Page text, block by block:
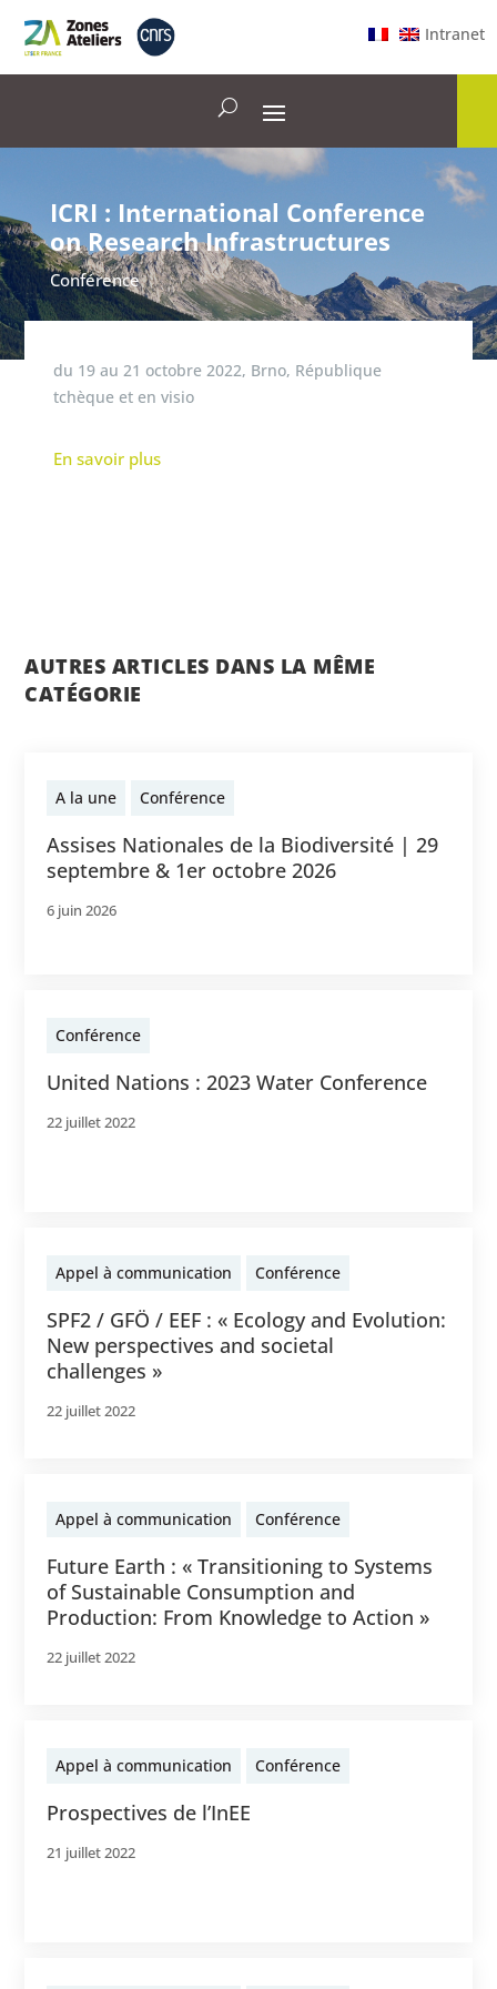
Intranet
ICRI : International Conference
on Research Infrastructures
Conférence
du 19 au 21 octobre 2022, Brno, République
tchèque et en visio
En savoir plus
AUTRES ARTICLES DANS LA MÊME
CATÉGORIE
A la une Conférence
Assises Nationales de la Biodiversité | 29
septembre & 1er octobre 2026
6 juin 2026
Conférence
United Nations : 2023 Water Conference
22 juillet 2022
Appel à communication Conférence
SPF2 / GFÖ / EEF : « Ecology and Evolution:
New perspectives and societal
challenges »
22 juillet 2022
Appel à communication Conférence
Future Earth : « Transitioning to Systems
of Sustainable Consumption and
Production: From Knowledge to Action »
22 juillet 2022
Appel à communication Conférence
Prospectives de l’InEE
21 juillet 2022